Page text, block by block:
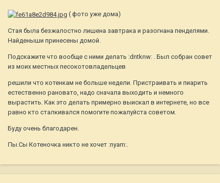
( фото уже дома)
Стая была безжалостно лишена завтрака и разогнана пенделями.
Найденыши принесены домой.
Подскажите что вообще с ними делать :dntknw: . Был собран совет
из моих местных песокотовладельцев
решили что котенкам не больше недели. Пристраивать и пиарить
естественно рановато, надо сначала выходить и немного
вырастить. Как это делать примерно выискал в интернете, но все
равно кто сталкивался помогите пожалуйста советом.
Буду очень благодарен.
Пы.Сы Котеночка никто не хочет :nyam:.